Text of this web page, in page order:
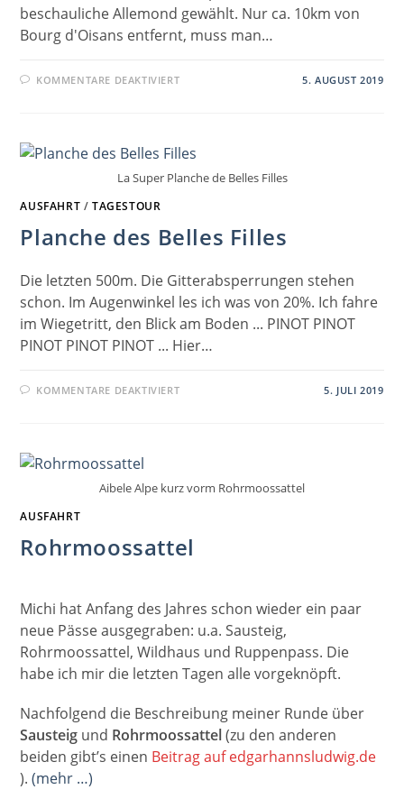
beschauliche Allemond gewählt. Nur ca. 10km von
Bourg d'Oisans entfernt, muss man…
KOMMENTARE DEAKTIVIERTFÜR
SARENNE
5. AUGUST 2019
La Super Planche de Belles Filles
AUSFAHRT /TAGESTOUR
Planche des Belles Filles
Die letzten 500m. Die Gitterabsperrungen stehen
schon. Im Augenwinkel les ich was von 20%. Ich fahre
im Wiegetritt, den Blick am Boden ... PINOT PINOT
PINOT PINOT PINOT ... Hier…
KOMMENTARE DEAKTIVIERTFÜR 5. JULI 2019
Aibele Alpe kurz vorm Rohrmoossattel
AUSFAHRT
Rohrmoossattel
Michi hat Anfang des Jahres schon wieder ein paar
neue Pässe ausgegraben: u.a. Sausteig,
Rohrmoossattel, Wildhaus und Ruppenpass. Die
habe ich mir die letzten Tagen alle vorgeknöpft.
Nachfolgend die Beschreibung meiner Runde über
Sausteig und Rohrmoossattel(zu den anderen
beiden gibt’s einen Beitrag auf edgarhannsludwig.de
).(mehr …)